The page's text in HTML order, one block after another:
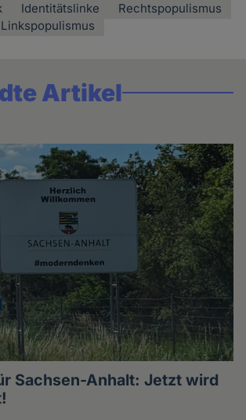
Identitätslinke
Rechtspopulismus
Linkspopulismus
Artikel
Sachsen-Anhalt: Jetzt wird